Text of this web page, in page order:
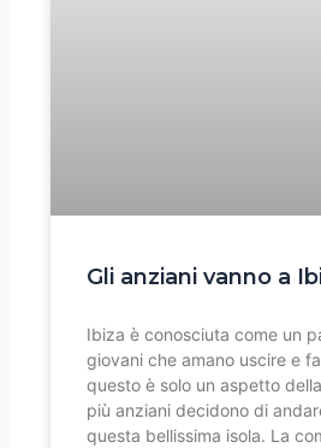
Gli anziani vanno a
Ibiza è conosciuta come un
giovani che amano uscire e
questo è solo un aspetto
più anziani decidono di
questa bellissima isola. La